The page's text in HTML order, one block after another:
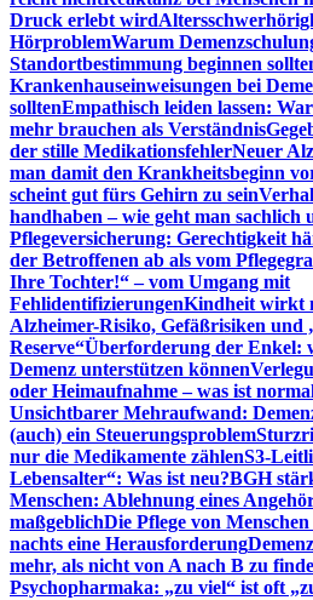
Druck erlebt wird
HörproblemWarum
Standortbestimmung beginnen
Krankenhauseinweisungen bei
solltenEmpathisch leiden lassen:
mehr brauchen als Verständnis
der stille MedikationsfehlerNeuer
man damit den Krankheitsbeginn
scheint gut fürs Gehirn zu sein
handhaben – wie geht man
Pflegeversicherung: Gerechtigkeit
der Betroffenen ab als vom
Ihre Tochter!“ – vom Umgang mit
FehlidentifizierungenKindheit wirkt
Alzheimer-Risiko, Gefäßrisiken und
Reserve“Überforderung der Enkel:
Demenz unterstützen können
oder Heimaufnahme – was ist
Unsichtbarer Mehraufwand:
(auch) ein Steuerungsproblem
nur die Medikamente zählenS3-
Lebensalter“: Was ist neu?BGH
Menschen: Ablehnung eines
maßgeblichDie Pflege von
nachts eine Herausforderung
mehr, als nicht von A nach B zu
Psychopharmaka: „zu viel“ ist oft